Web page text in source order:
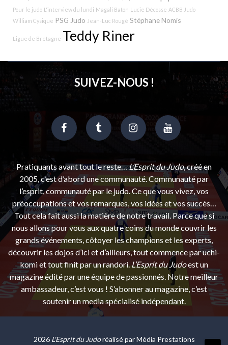
Pour le judo L'interview du lundi Magali Baton Lucie Décosse ACBB Judo
William Cysique PSG Judo Jean-Luc Rougé Stéphane Nomis
Ligue de Bretagne Teddy Riner
SUIVEZ-NOUS !
Pratiquants avant tout le reste…L’Esprit du Judo, créé en
2005, c’est d’abord une communauté. Communauté par
l’esprit, communauté par le judo. Ce que vous vivez, vos
préoccupations et vos remarques, vos idées et vos succès…
Tout cela fait aussi la matière de notre travail. Parce que si
nous allons pour vous aux quatre coins du monde couvrir les
grands événements, côtoyer les champions et les experts,
découvrir les dojos d’ici et d’ailleurs, tout commence par uchi-
komi et tout finit par un randori.L’Esprit du Judoest un
magazine édité par une équipe de passionnés. Notre meilleur
ambassadeur, c’est vous ! S’abonner au magazine, c’est
soutenir un media spécialisé indépendant.
2026 L'Esprit du Judoréalisé parMédia Prestations